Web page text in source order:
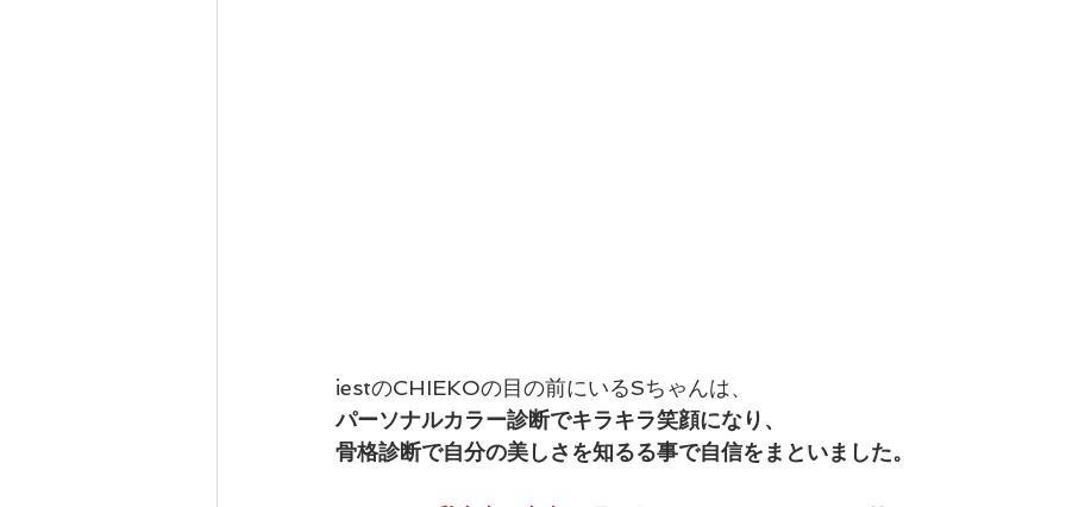
iestのCHIEKOの目の前にいるSちゃんは、
パーソナルカラー診断でキラキラ笑顔になり、
骨格診断で自分の美しさを知るる事で自信をまといました。